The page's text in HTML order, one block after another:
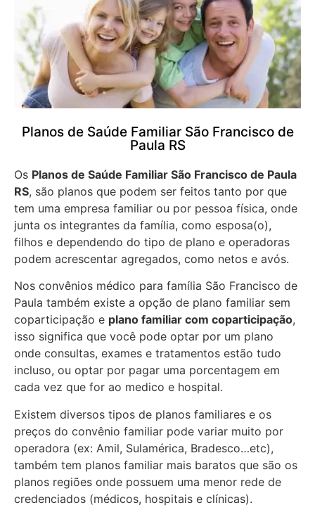
Planos de Saúde Familiar São Francisco de
Paula RS
Os Planos de Saúde Familiar São Francisco de Paula
RS, são planos que podem ser feitos tanto por que
tem uma empresa familiar ou por pessoa física, onde
junta os integrantes da família, como esposa(o),
filhos e dependendo do tipo de plano e operadoras
podem acrescentar agregados, como netos e avós.
Nos convênios médico para família São Francisco de
Paula também existe a opção de plano familiar sem
coparticipação e plano familiar com coparticipação,
isso significa que você pode optar por um plano
onde consultas, exames e tratamentos estão tudo
incluso, ou optar por pagar uma porcentagem em
cada vez que for ao medico e hospital.
Existem diversos tipos de planos familiares e os
preços do convênio familiar pode variar muito por
operadora (ex: Amil, Sulamérica, Bradesco…etc),
também tem planos familiar mais baratos que são os
planos regiões onde possuem uma menor rede de
credenciados (médicos, hospitais e clínicas).